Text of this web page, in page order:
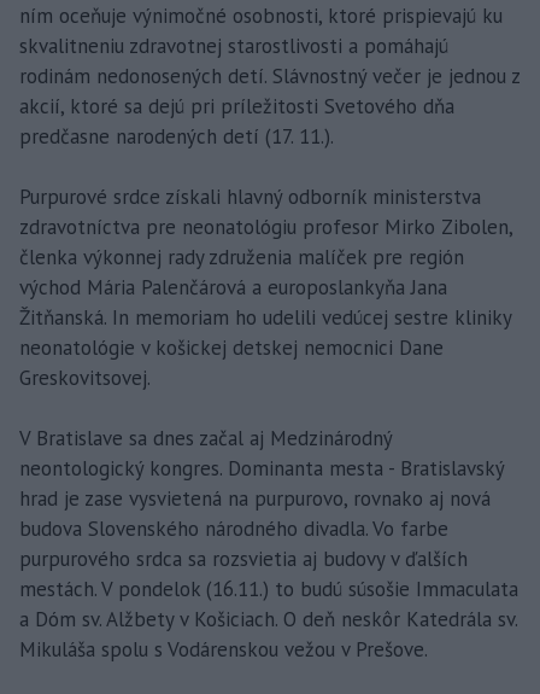
ním oceňuje výnimočné osobnosti, ktoré prispievajú ku
skvalitneniu zdravotnej starostlivosti a pomáhajú
rodinám nedonosených detí. Slávnostný večer je jednou z
akcií, ktoré sa dejú pri príležitosti Svetového dňa
predčasne narodených detí (17. 11.).
Purpurové srdce získali hlavný odborník ministerstva
zdravotníctva pre neonatológiu profesor Mirko Zibolen,
členka výkonnej rady združenia malíček pre región
východ Mária Palenčárová a europoslankyňa Jana
Žitňanská. In memoriam ho udelili vedúcej sestre kliniky
neonatológie v košickej detskej nemocnici Dane
Greskovitsovej.
V Bratislave sa dnes začal aj Medzinárodný
neontologický kongres. Dominanta mesta - Bratislavský
hrad je zase vysvietená na purpurovo, rovnako aj nová
budova Slovenského národného divadla. Vo farbe
purpurového srdca sa rozsvietia aj budovy v ďalších
mestách. V pondelok (16.11.) to budú súsošie Immaculata
a Dóm sv. Alžbety v Košiciach. O deň neskôr Katedrála sv.
Mikuláša spolu s Vodárenskou vežou v Prešove.